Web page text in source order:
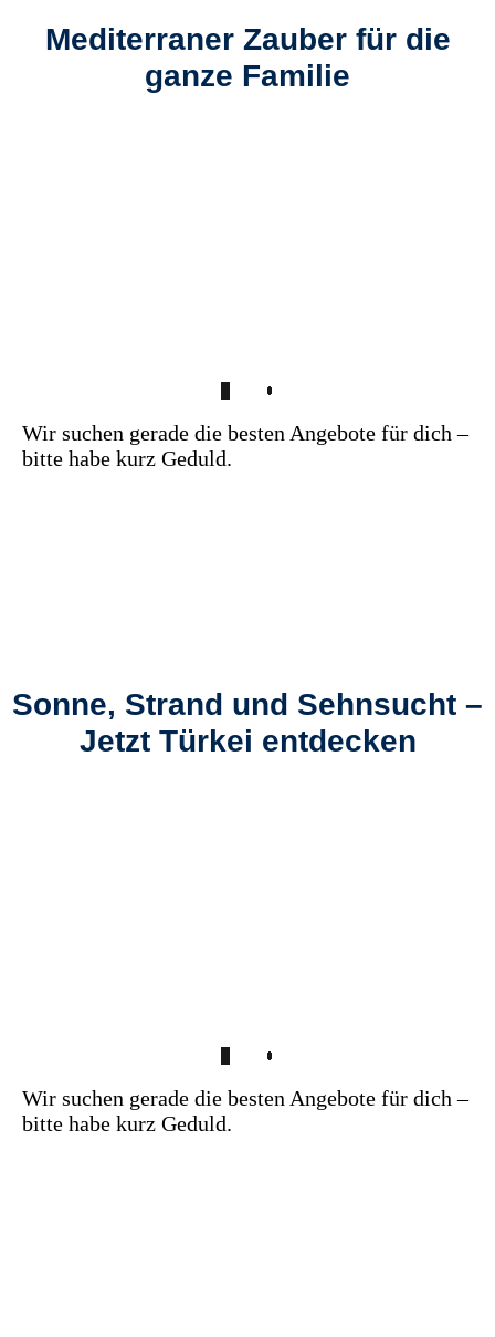
Mediterraner Zauber für die
ganze Familie
Wir suchen gerade die besten Angebote für dich –
bitte habe kurz Geduld.
Sonne, Strand und Sehnsucht –
Jetzt Türkei entdecken
Wir suchen gerade die besten Angebote für dich –
bitte habe kurz Geduld.